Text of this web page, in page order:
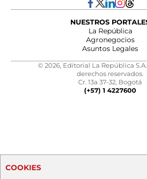
NUESTROS
La República
Agronegocios
Asuntos Legales
© 2026, Editorial La República
derechos reservados.
Cr. 13a 37-32, Bogotá
(+57) 1 4227600
COOKIES